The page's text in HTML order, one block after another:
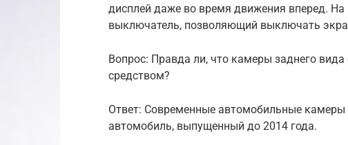
дисплей даже во время движения вперед. На
выключатель, позволяющий выключать
Вопрос: Правда ли, что камеры заднего
средством?
Ответ: Современные автомобильные
автомобиль, выпущенный до 2014 года.